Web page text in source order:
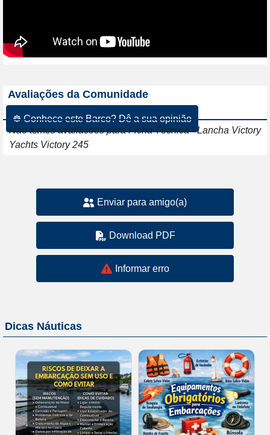
Avaliações da Comunidade
☸ Conhece este Barco? Dê a sua opinião
Nao temos avaliacoes para Ficha Técnica - Lancha Victory
Yachts Victory 245
Enviar para amigo(a)
Download PDF
Informar erro
Dicas Náuticas